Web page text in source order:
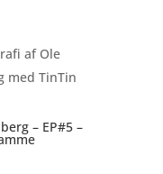
– EP#5 –